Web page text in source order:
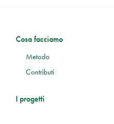
Cosa facciamo
Metodo
Contributi
I progetti